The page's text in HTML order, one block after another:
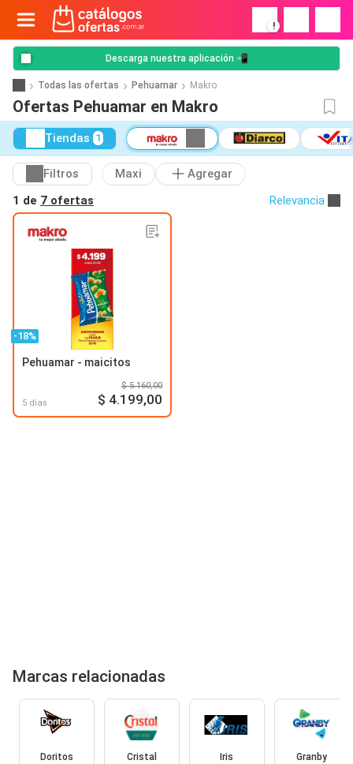
!
Descarga nuestra aplicación 📲
Todas las ofertas Pehuamar Makro
Ofertas Pehuamar en Makro
Tiendas 1
Filtros Maxi
Agregar
1 de 7 ofertas Relevancia
-18%
Pehuamar - maicitos
5 días
$ 5.160,00
$ 4.199,00
Marcas relacionadas
Doritos Cristal Iris Granby